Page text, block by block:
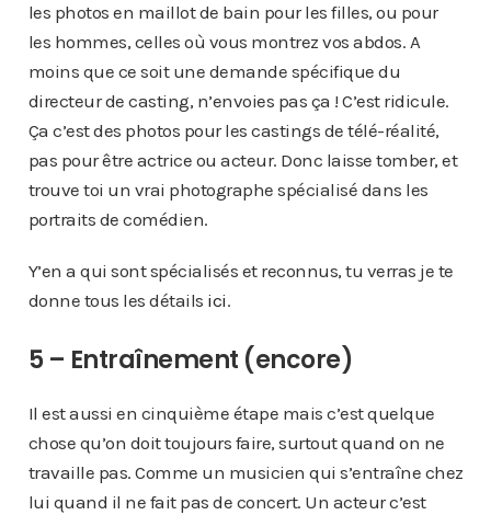
les photos en maillot de bain pour les filles, ou pour
les hommes, celles où vous montrez vos abdos. A
moins que ce soit une demande spécifique du
directeur de casting, n’envoies pas ça ! C’est ridicule.
Ça c’est des photos pour les castings de télé-réalité,
pas pour être actrice ou acteur. Donc laisse tomber, et
trouve toi un vrai photographe spécialisé dans les
portraits de comédien.
Y’en a qui sont spécialisés et reconnus, tu verras je te
donne tous les détails ici.
5 – Entraînement (encore)
Il est aussi en cinquième étape mais c’est quelque
chose qu’on doit toujours faire, surtout quand on ne
travaille pas. Comme un musicien qui s’entraîne chez
lui quand il ne fait pas de concert. Un acteur c’est